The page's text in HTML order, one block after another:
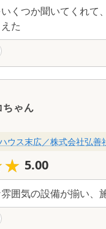
くつか聞いてくれて
た
ちゃん
ウス末広／株式会社弘善
5.00
囲気の設備が揃い、